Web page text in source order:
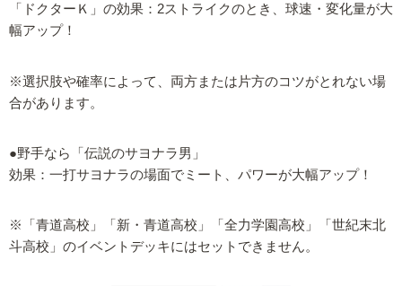
「ドクターＫ」の効果：2ストライクのとき、球速・変化量が大
幅アップ！
※選択肢や確率によって、両方または片方のコツがとれない場
合があります。
●野手なら「伝説のサヨナラ男」
効果：一打サヨナラの場面でミート、パワーが大幅アップ！
※「青道高校」「新・青道高校」「全力学園高校」「世紀末北
斗高校」のイベントデッキにはセットできません。